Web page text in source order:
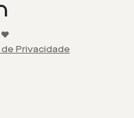
❤️
de Privacidade